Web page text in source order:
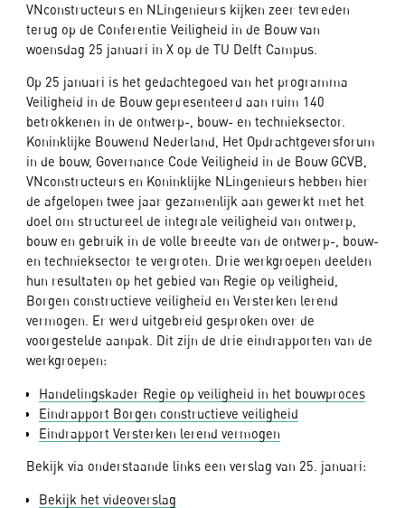
VNconstructeurs en NLingenieurs kijken zeer tevreden
terug op de Conferentie Veiligheid in de Bouw van
woensdag 25 januari in X op de TU Delft Campus.
Op 25 januari is het gedachtegoed van het programma
Veiligheid in de Bouw gepresenteerd aan ruim 140
betrokkenen in de ontwerp-, bouw- en technieksector.
Koninklijke Bouwend Nederland, Het Opdrachtgeversforum
in de bouw, Governance Code Veiligheid in de Bouw GCVB,
VNconstructeurs en Koninklijke NLingenieurs hebben hier
de afgelopen twee jaar gezamenlijk aan gewerkt met het
doel om structureel de integrale veiligheid van ontwerp,
bouw en gebruik in de volle breedte van de ontwerp-, bouw-
en technieksector te vergroten. Drie werkgroepen deelden
hun resultaten op het gebied van Regie op veiligheid,
Borgen constructieve veiligheid en Versterken lerend
vermogen. Er werd uitgebreid gesproken over de
voorgestelde aanpak. Dit zijn de drie eindrapporten van de
werkgroepen:
Handelingskader Regie op veiligheid in het bouwproces
Eindrapport Borgen constructieve veiligheid
Eindrapport Versterken lerend vermogen
Bekijk via onderstaande links een verslag van 25. januari:
Bekijk het videoverslag